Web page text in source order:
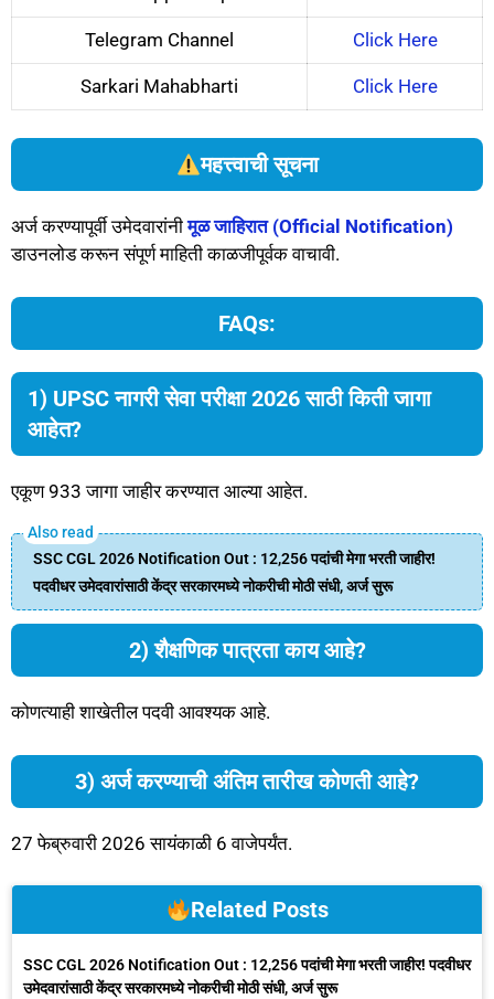
Telegram Channel Click Here
Sarkari Mahabharti Click Here
महत्त्वाची सूचना
अर्ज करण्यापूर्वी उमेदवारांनीमूळ जाहिरात (Official Notification)
डाउनलोड करून संपूर्ण माहिती काळजीपूर्वक वाचावी.
FAQs:
1) UPSC नागरी सेवा परीक्षा 2026 साठी किती जागा
आहेत?
एकूण 933 जागा जाहीर करण्यात आल्या आहेत.
SSC CGL 2026 Notification Out : 12,256 पदांची मेगा भरती जाहीर!
पदवीधर उमेदवारांसाठी केंद्र सरकारमध्ये नोकरीची मोठी संधी, अर्ज सुरू
2) शैक्षणिक पात्रता काय आहे?
कोणत्याही शाखेतील पदवी आवश्यक आहे.
3) अर्ज करण्याची अंतिम तारीख कोणती आहे?
27 फेब्रुवारी 2026 सायंकाळी 6 वाजेपर्यंत.
Related Posts
SSC CGL 2026 Notification Out : 12,256 पदांची मेगा भरती जाहीर! पदवीधर
उमेदवारांसाठी केंद्र सरकारमध्ये नोकरीची मोठी संधी, अर्ज सुरू